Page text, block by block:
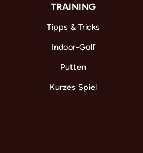
TRAINING
Tipps & Tricks
Indoor-Golf
Putten
Kurzes Spiel